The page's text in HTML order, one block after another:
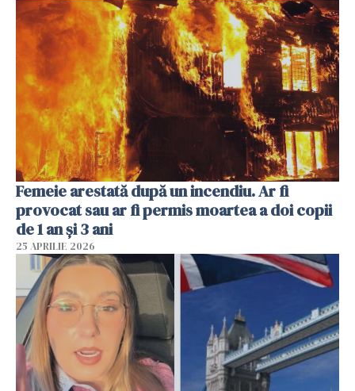
Femeie arestată după un incendiu. Ar fi
provocat sau ar fi permis moartea a doi copii
de 1 an și 3 ani
25 APRILIE 2026